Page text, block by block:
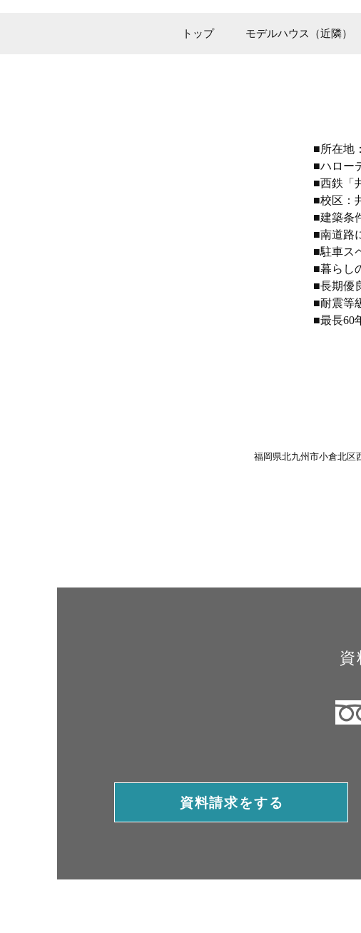
トップ モデルハウス（近隣）
■所在地
■ハロー
■西鉄「
■校区：
■建築条
■南道路
■駐車ス
■暮らし
■長期優
■耐震等
■最長60
福岡県北九州市小倉北区
資料請求をする